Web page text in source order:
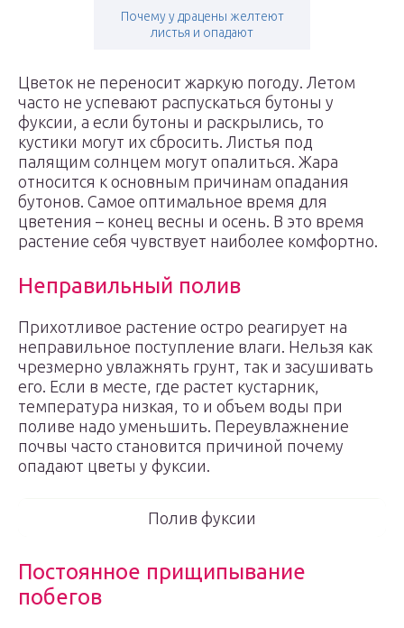
Почему у драцены желтеют
листья и опадают
Цветок не переносит жаркую погоду. Летом
часто не успевают распускаться бутоны у
фуксии, а если бутоны и раскрылись, то
кустики могут их сбросить. Листья под
палящим солнцем могут опалиться. Жара
относится к основным причинам опадания
бутонов. Самое оптимальное время для
цветения – конец весны и осень. В это время
растение себя чувствует наиболее комфортно.
Неправильный полив
Прихотливое растение остро реагирует на
неправильное поступление влаги. Нельзя как
чрезмерно увлажнять грунт, так и засушивать
его. Если в месте, где растет кустарник,
температура низкая, то и объем воды при
поливе надо уменьшить. Переувлажнение
почвы часто становится причиной почему
опадают цветы у фуксии.
Полив фуксии
Постоянное прищипывание
побегов